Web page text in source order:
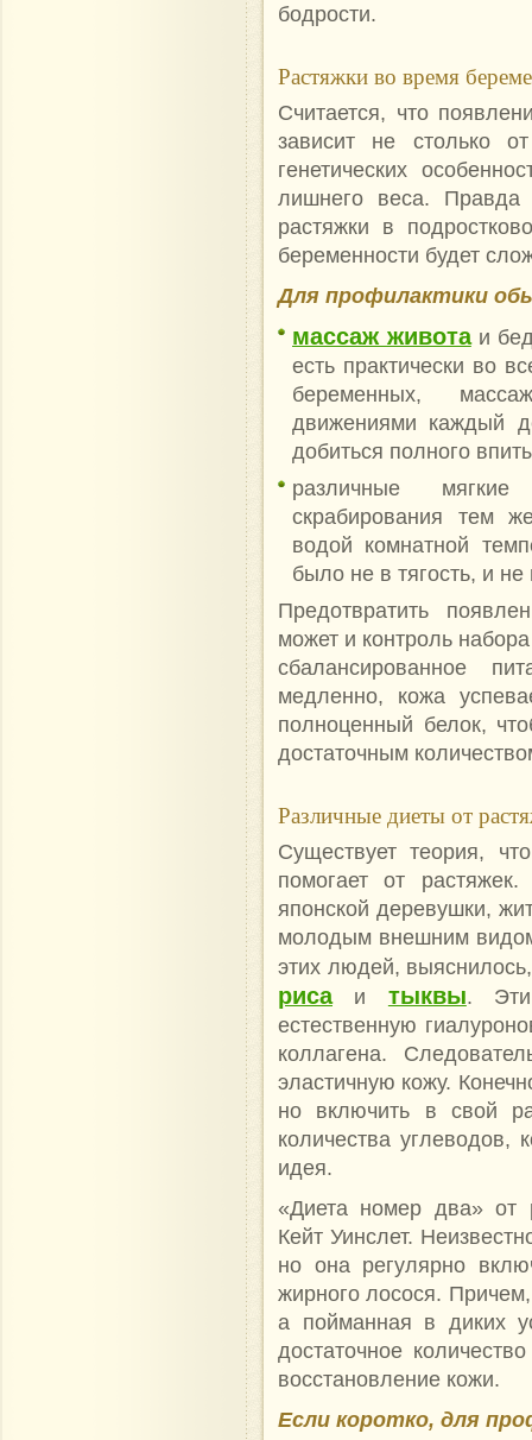
бодрости.
Растяжки во время
Считается, что
зависит не столько
генетических
лишнего веса. Правда
растяжки в
беременности будет
Для профилактики
массаж животаи
есть практически во
беременных,
движениями каждый
добиться полного
различные
скрабирования тем
водой комнатной
было не в тягость, и
Предотвратить
может и контроль
сбалансированное
медленно, кожа
полноценный белок,
достаточным
Различные диеты от
Существует теория,
помогает от
японской деревушки,
молодым внешним
этих людей,
рисаи тыквы. Эти
естественную
коллагена.
эластичную кожу.
но включить в свой
количества
идея.
«Диета номер два» от
Кейт Уинслет.
но она регулярно
жирного лосося.
а пойманная в диких
достаточное
восстановление кожи.
Если коротко, для